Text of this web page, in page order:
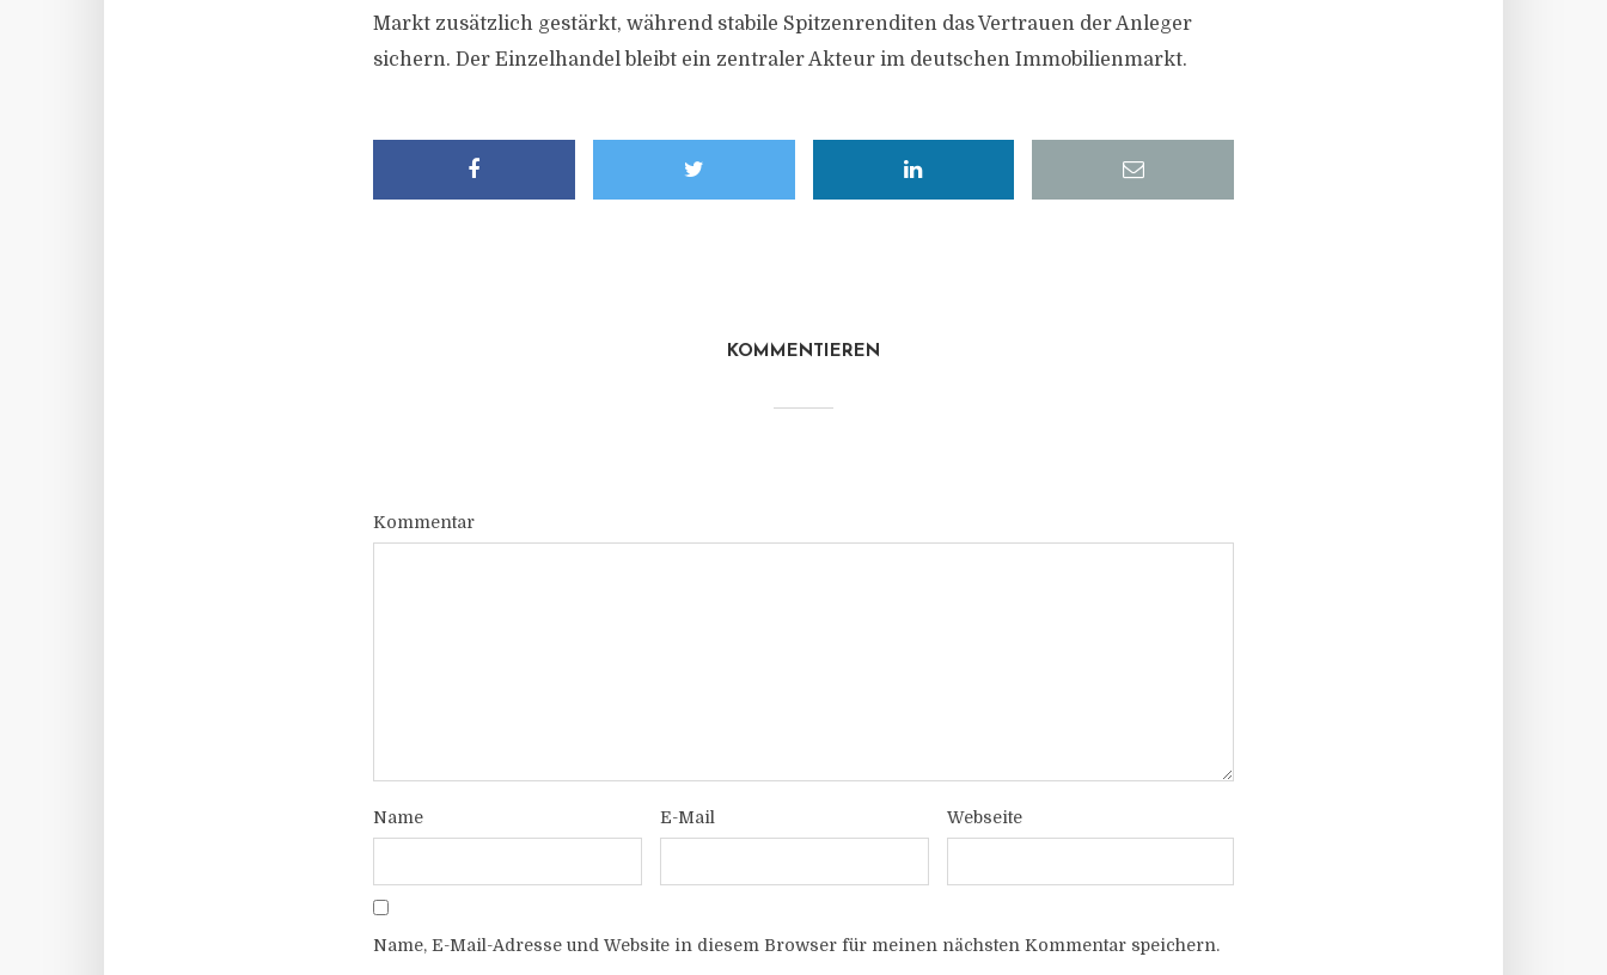
Markt zusätzlich gestärkt, während stabile Spitzenrenditen das Vertrauen der Anleger
sichern. Der Einzelhandel bleibt ein zentraler Akteur im deutschen Immobilienmarkt.
KOMMENTIEREN
Kommentar
Name E-Mail Webseite
Name, E-Mail-Adresse und Website in diesem Browser für meinen nächsten Kommentar speichern.